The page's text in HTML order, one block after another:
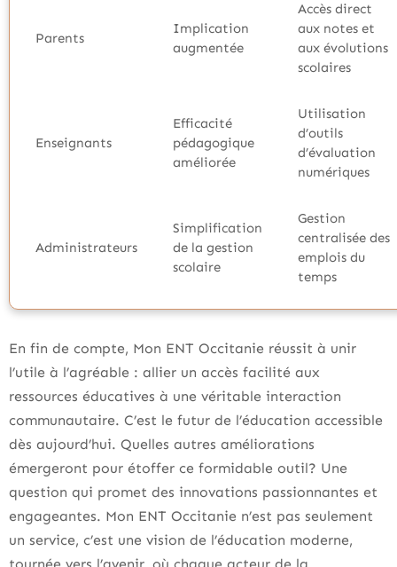
Parents
Implication
augmentée
Accès direct
aux notes et
aux évolutions
scolaires
Enseignants
Efficacité
pédagogique
améliorée
Utilisation
d’outils
d’évaluation
numériques
Administrateurs
Simplification
de la gestion
scolaire
Gestion
centralisée des
emplois du
temps
En fin de compte, Mon ENT Occitanie réussit à unir
l’utile à l’agréable : allier un accès facilité aux
ressources éducatives à une véritable interaction
communautaire. C’est le futur de l’éducation accessible
dès aujourd’hui. Quelles autres améliorations
émergeront pour étoffer ce formidable outil? Une
question qui promet des innovations passionnantes et
engageantes. Mon ENT Occitanie n’est pas seulement
un service, c’est une vision de l’éducation moderne,